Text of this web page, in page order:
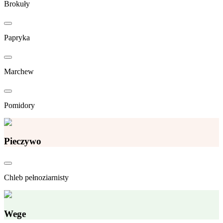
Brokuły
Papryka
Marchew
Pomidory
Pieczywo
Chleb pełnoziarnisty
Wege